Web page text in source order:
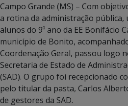
Campo Grande (MS) – Com
a rotina da administração pública,
alunos do 9º ano da EE Bonifácio
município de Bonito,
Coordenação Geral, passou logo
Secretaria de Estado de
(SAD). O grupo foi recepcionado
pelo titular da pasta, Carlos
de gestores da SAD.